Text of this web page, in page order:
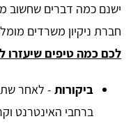
ישנם כמה דברים שחשוב
חברת ניקיון משרדים
לכם כמה טיפים שיעזרו
ביקורות - לאחר
ברחבי האינטרנט